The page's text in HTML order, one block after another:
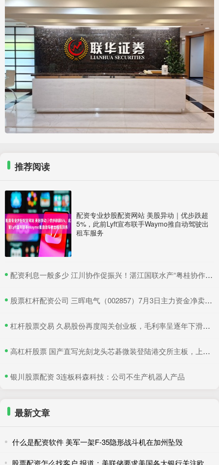
推荐阅读
配资专业炒股配资网站 美股异动｜优步跌超
5%，此前Lyft宣布联手Waymo推自动驾驶出
租车服务
​配资利息一般多少 江川协作促振兴！湛江国联水产“粤桂协作帮扶车间”在吴川揭牌
​股票杠杆配资公司 三晖电气（002857）7月3日主力资金净卖出820.19万元
​杠杆股票交易 久易股份再度闯关创业板，毛利率呈逐年下滑趋势，实控人夫妇持股逾六成
​高杠杆股票 国产直写光刻龙头芯碁微装登陆港交所主板，上市首日股价翻倍
​银川股票配资 3连板科森科技：公司不生产机器人产品
最新文章
什么是配资软件 美军一架F-35隐形战斗机在加州坠毁